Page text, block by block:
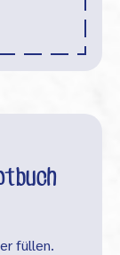
füllen.